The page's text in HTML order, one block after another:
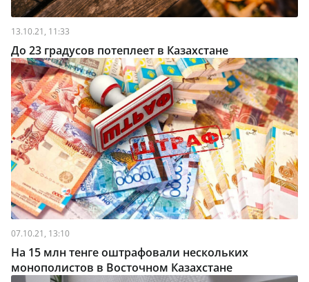
13.10.21, 11:33
До 23 градусов потеплеет в Казахстане
07.10.21, 13:10
На 15 млн тенге оштрафовали нескольких
монополистов в Восточном Казахстане